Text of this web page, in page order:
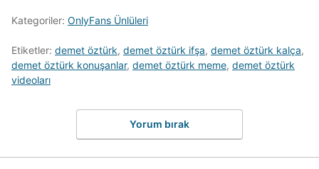
Kategoriler: OnlyFans Ünlüleri
Etiketler: demet öztürk, demet öztürk ifşa, demet öztürk kalça,
demet öztürk konuşanlar, demet öztürk meme, demet öztürk
videoları
Yorum bırak